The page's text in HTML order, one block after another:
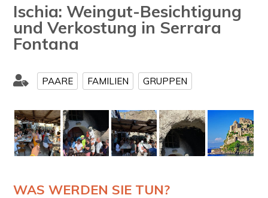
Ischia: Weingut-Besichtigung
und Verkostung in Serrara
Fontana
PAARE FAMILIEN GRUPPEN
WAS WERDEN SIE TUN?